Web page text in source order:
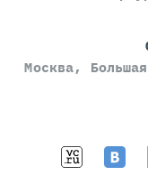
Москва,